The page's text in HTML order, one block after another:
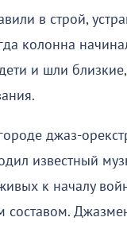
в строй,
колонна
и шли
джаз-
известный
к началу
составом.